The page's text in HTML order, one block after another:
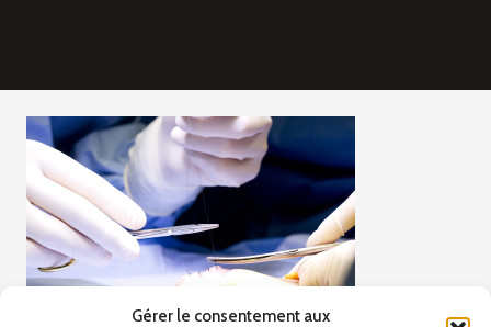
Gérer le consentement aux